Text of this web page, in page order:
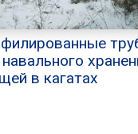
в кагатах